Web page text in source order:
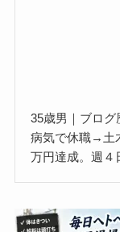
35歳男｜ブロ
病気で休職→土
万円達成。週４